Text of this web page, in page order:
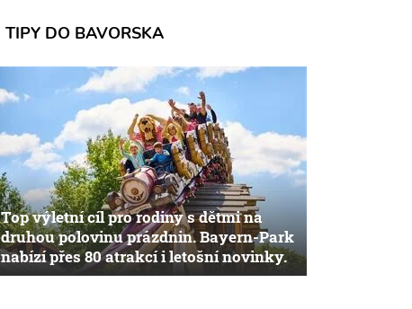
TIPY DO BAVORSKA
Top výletní cíl pro rodiny s dětmi na
druhou polovinu prázdnin. Bayern-Park
nabízí přes 80 atrakcí i letošní novinky.